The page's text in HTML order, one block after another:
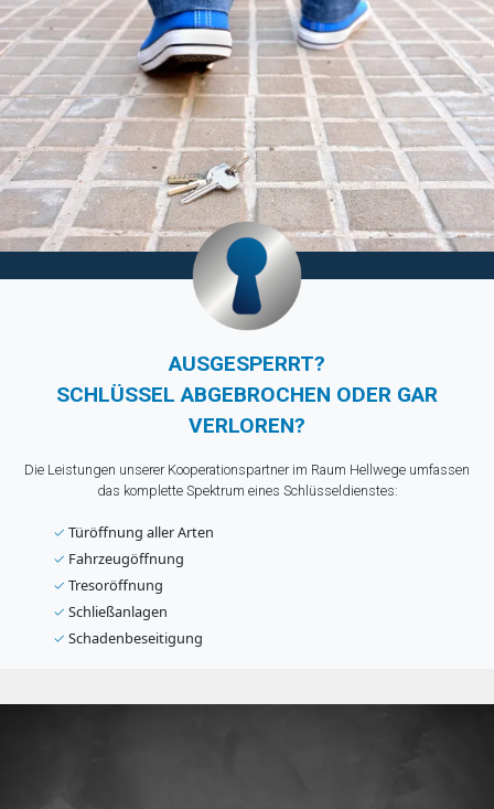
AUSGESPERRT?
SCHLÜSSEL ABGEBROCHEN ODER GAR
VERLOREN?
Die Leistungen unserer Kooperationspartner im Raum Hellwege umfassen
das komplette Spektrum eines Schlüsseldienstes:
✓ Türöffnung aller Arten
✓ Fahrzeugöffnung
✓ Tresoröffnung
✓ Schließanlagen
✓ Schadenbeseitigung